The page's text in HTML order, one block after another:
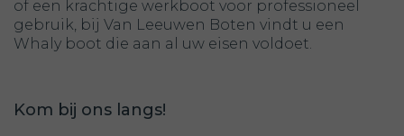
of een krachtige werkboot voor professioneel
gebruik, bij Van Leeuwen Boten vindt u een
Whaly boot die aan al uw eisen voldoet.
Kom bij ons langs!